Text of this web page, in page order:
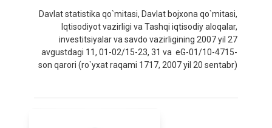
Davlat statistika qo`mitasi, Davlat bojxona qo`mitasi,
Iqtisodiyot vazirligi va Tashqi iqtisodiy aloqalar,
investitsiyalar va savdo vazirligining 2007 yil 27
avgustdagi 11, 01-02/15-23, 31 va eG-01/10-4715-
son qarori (ro`yxat raqami 1717, 2007 yil 20 sentabr)